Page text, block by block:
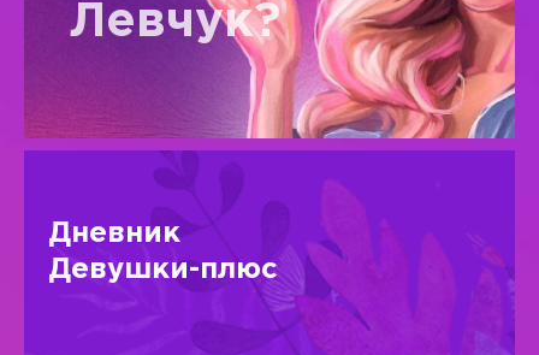
Левчук?
Дневник
Девушки-плюс